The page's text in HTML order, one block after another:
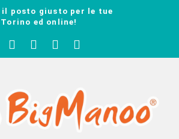
il posto giusto per le tue
ed online!